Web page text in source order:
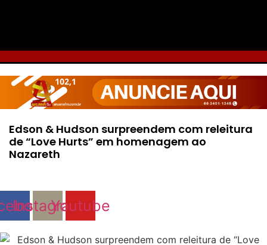
Edson & Hudson surpreendem com releitura
de “Love Hurts” em homenagem ao
Nazareth
Instagram
Youtube